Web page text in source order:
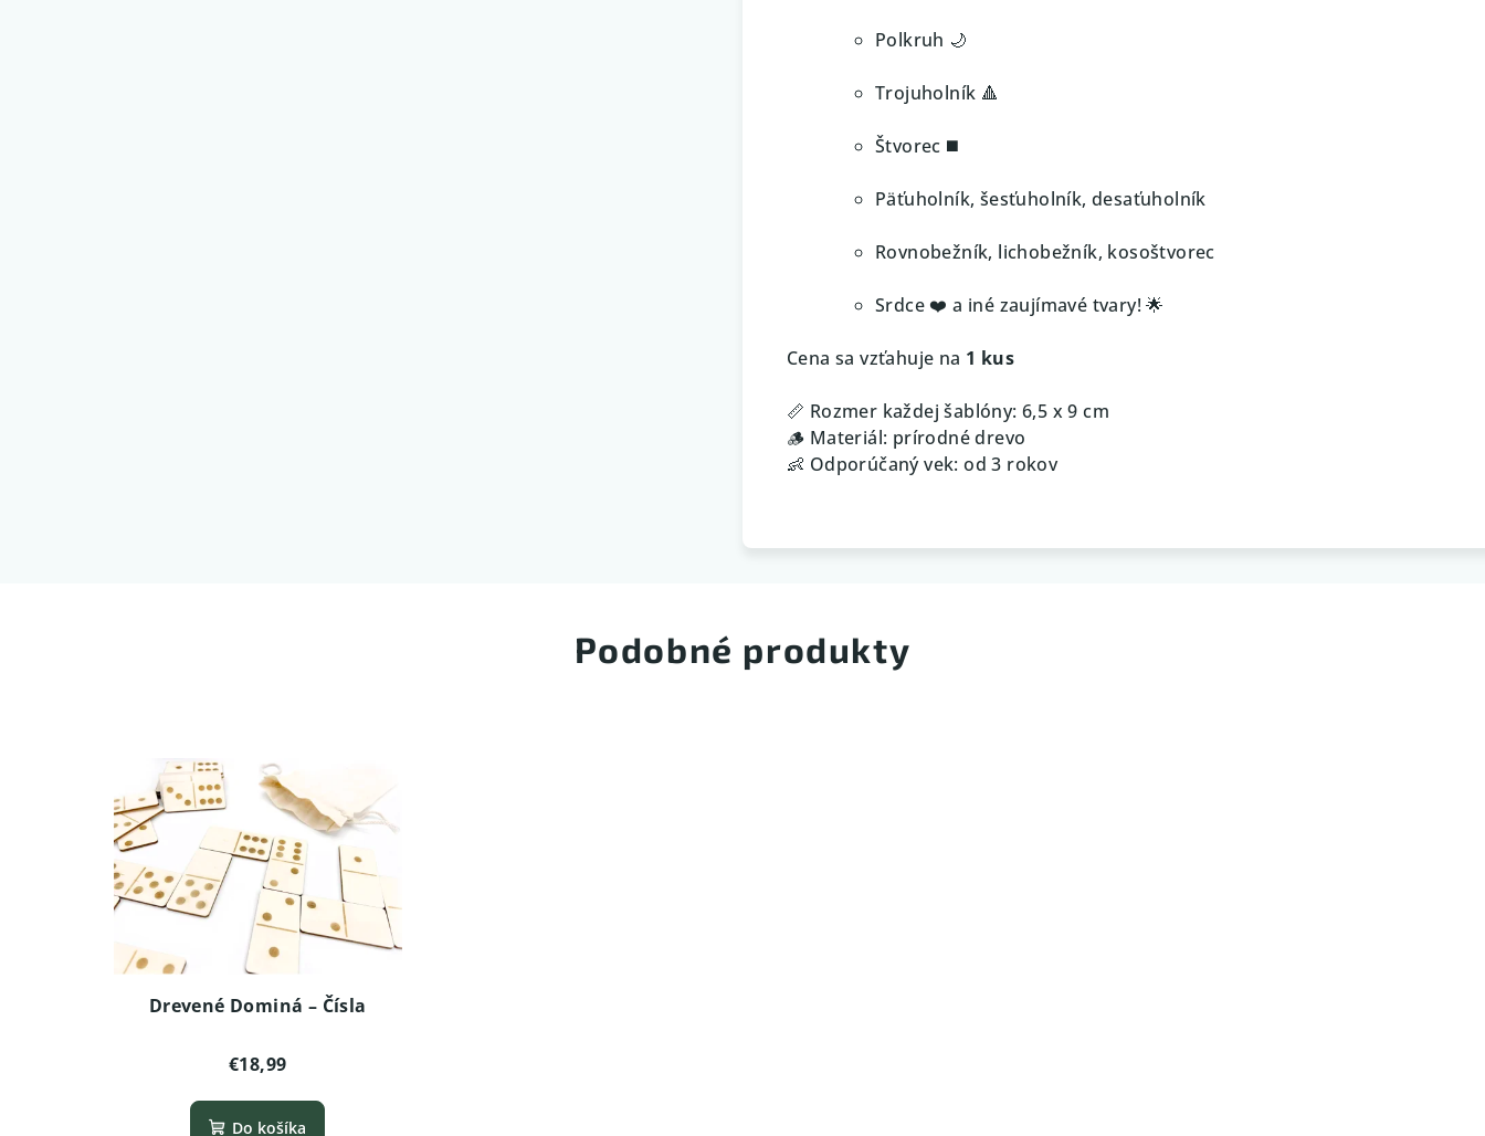
Polkruh 🌙
Trojuholník 🔺
Štvorec ◼️
Päťuholník, šesťuholník, desaťuholník
Rovnobežník, lichobežník, kosoštvorec
Srdce ❤️ a iné zaujímavé tvary! 🌟
Cena sa vzťahuje na 1 kus
📏 Rozmer každej šablóny: 6,5 x 9 cm
🪵 Materiál: prírodné drevo
👶 Odporúčaný vek: od 3 rokov
Podobné produkty
Drevené Dominá – Čísla
€18,99
Do košíka